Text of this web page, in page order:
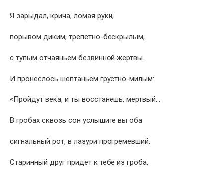
Я зарыдал, крича, ломая руки,
порывом диким, трепетно-бескрылым,
с тупым отчаяньем безвинной жертвы.
И пронеслось шептаньем грустно-милым:
«Пройдут века, и ты восстанешь, мертвый…
В гробах сквозь сон услышите вы оба
сигнальный рот, в лазури прогремевший.
Старинный друг придет к тебе из гроба,